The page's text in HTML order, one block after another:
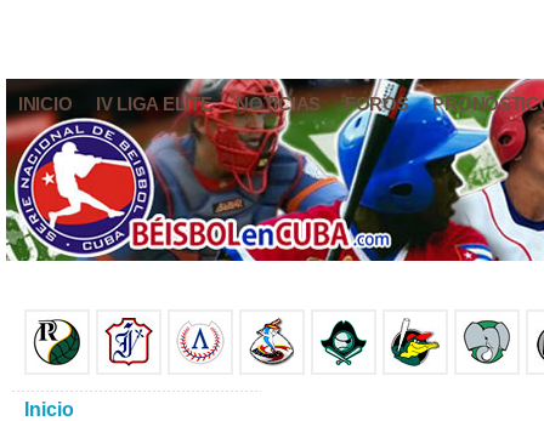
INICIO IV LIGA ELITE NOTICIAS FOROS
Inicio